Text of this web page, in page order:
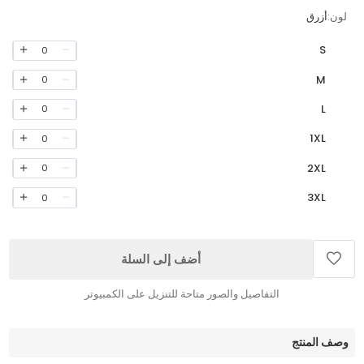
لون:أزرق
S
0
M
0
L
0
1XL
0
2XL
0
3XL
0
أضف إلى السلة
التفاصيل والصور متاحة للتنزيل على الكمبيوتر
وصف المنتج